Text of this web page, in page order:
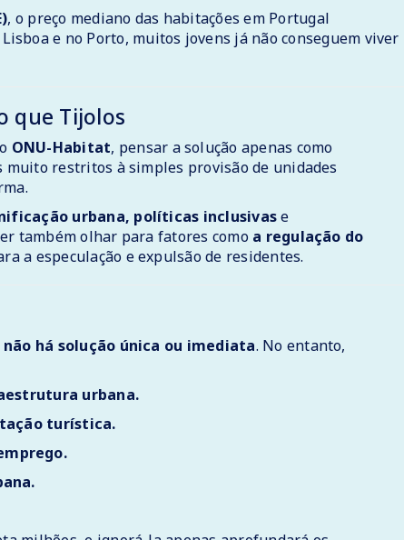
, o preço mediano das habitações em Portugal
e no Porto, muitos jovens já não conseguem viver
que Tijolos
ONU-Habitat, pensar a solução apenas como
muito restritos à simples provisão de unidades
urbana, políticas inclusivase
também olhar para fatores como a regulação do
a especulação e expulsão de residentes.
não há solução única ou imediata. No entanto,
urbana.
turística.